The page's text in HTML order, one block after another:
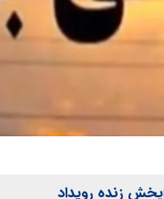
پخش زنده رویداد